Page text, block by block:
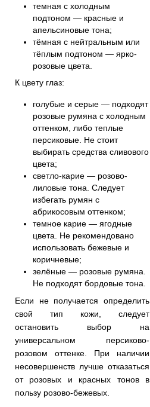
темная с холодным
подтоном — красные и
апельсиновые тона;
тёмная с нейтральным или
тёплым подтоном — ярко-
розовые цвета.
К цвету глаз:
голубые и серые — подходят
розовые румяна с холодным
оттенком, либо теплые
персиковые. Не стоит
выбирать средства сливового
цвета;
светло-карие — розово-
лиловые тона. Следует
избегать румян с
абрикосовым оттенком;
темное карие — ягодные
цвета. Не рекомендовано
использовать бежевые и
коричневые;
зелёные — розовые румяна.
Не подходят бордовые тона.
Если не получается определить
свой тип кожи, следует
остановить выбор на
универсальном персиково-
розовом оттенке. При наличии
несовершенств лучше отказаться
от розовых и красных тонов в
пользу розово-бежевых.